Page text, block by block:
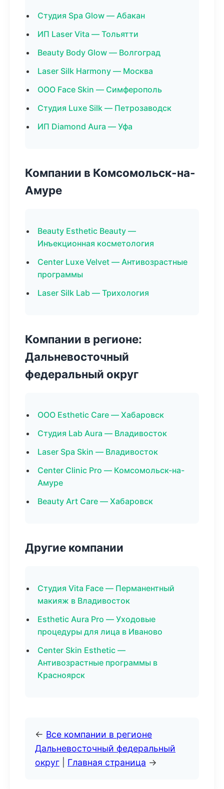
Студия Spa Glow — Абакан
ИП Laser Vita — Тольятти
Beauty Body Glow — Волгоград
Laser Silk Harmony — Москва
ООО Face Skin — Симферополь
Студия Luxe Silk — Петрозаводск
ИП Diamond Aura — Уфа
Компании в Комсомольск-на-
Амуре
Beauty Esthetic Beauty —
Инъекционная косметология
Center Luxe Velvet — Антивозрастные
программы
Laser Silk Lab — Трихология
Компании в регионе:
Дальневосточный
федеральный округ
ООО Esthetic Care — Хабаровск
Студия Lab Aura — Владивосток
Laser Spa Skin — Владивосток
Center Clinic Pro — Комсомольск-на-
Амуре
Beauty Art Care — Хабаровск
Другие компании
Студия Vita Face — Перманентный
макияж в Владивосток
Esthetic Aura Pro — Уходовые
процедуры для лица в Иваново
Center Skin Esthetic —
Антивозрастные программы в
Красноярск
← Все компании в регионе
Дальневосточный федеральный
округ
Главная страница →